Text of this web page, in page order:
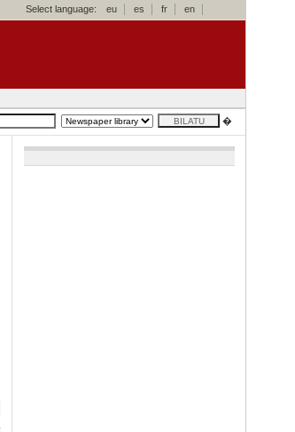
Select language: eu es fr en
�